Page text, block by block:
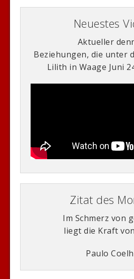
Neuestes
Aktueller
Beziehungen, die unter
Lilith in Waage Juni
Zitat des
Im Schmerz von
liegt die Kraft
Paulo